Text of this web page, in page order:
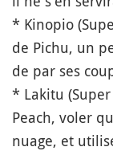
* Kinopio
de Pichu, un
de par ses
* Lakitu
Peach, voler
nuage, et